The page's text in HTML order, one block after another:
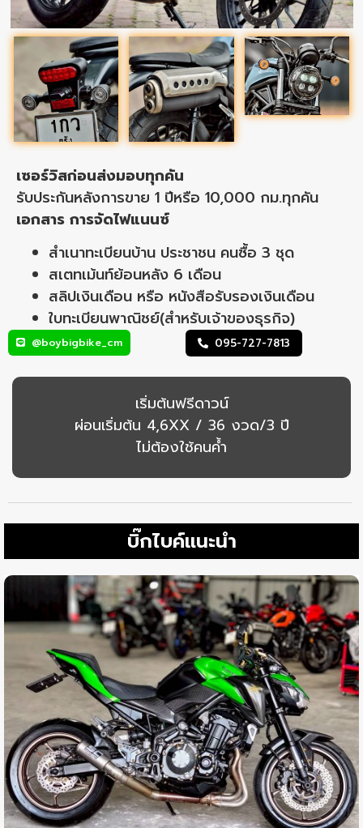
เซอร์วิสก่อนส่งมอบทุกคัน
รับประกันหลังการขาย 1 ปีหรือ 10,000 กม.ทุกคัน
เอกสาร การจัดไฟแนนซ์
สำเนาทะเบียนบ้าน ประชาชน คนซื้อ 3 ชุด
สเตทเม้นท์ย้อนหลัง 6 เดือน
สลิปเงินเดือน หรือ หนังสือรับรองเงินเดือน
ใบทะเบียนพาณิชย์(สำหรับเจ้าของธุรกิจ)
@boybigbike_cm 095-727-7813
เริ่มต้นฟรีดาวน์
ผ่อนเริ่มต้น 4,6XX / 36 งวด/3 ปี
ไม่ต้องใช้คนค้ำ
บิ๊กไบค์แนะนำ